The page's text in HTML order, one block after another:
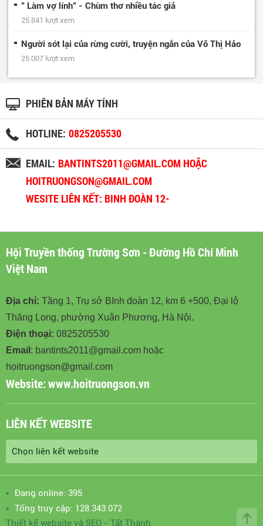
" Làm vợ lính" - Chùm thơ nhiều tác giả
25.841 lượt xem
Người sót lại của rừng cười, truyện ngắn của Võ Thị Hảo
25.007 lượt xem
PHIÊN BẢN MÁY TÍNH
HOTLINE: 0825205530
EMAIL: BANTINTS2011@GMAIL.COM HOẶC
HOITRUONGSON@GMAIL.COM
WESITE LIÊN KẾT: BINH ĐOÀN 12-
Hội Truyền thống Trường Sơn - Đường Hồ Chí Minh
Việt Nam
Địa chỉ: Tầng 1, Trụ sở BInh đoàn 12, km 6 +500, Đại lộ
Thăng Long, phường Xuân Phương, Hà Nội.
Điện thoại: 0825205530
Email : bantints2011@gmail.com hoặc
hoitruongson@gmail.com
Website:www.hoitruongson.vn
LIÊN KẾT WEBSITE
Đang online: 395
Tổng truy cập: 128.343.072
Thiết kế website và SEO - Tất Thành